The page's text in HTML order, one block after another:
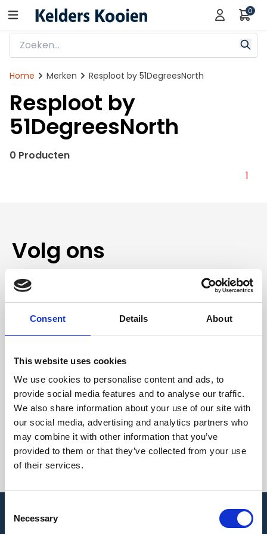
Consent Details About
This website uses cookies
We use cookies to personalise content and ads, to
provide social media features and to analyse our traffic.
We also share information about your use of our site with
our social media, advertising and analytics partners who
may combine it with other information that you’ve
provided to them or that they’ve collected from your use
of their services.
Selection
Necessary
0
Home Merken Resploot by 51DegreesNorth
Resploot by
51DegreesNorth
0 Producten
1
Volg ons
Volg ons voor actuele aanbiedingen, opruiming
en blijf op de hoogte
Contact
Wilt u meer informatie?
Neem contact op